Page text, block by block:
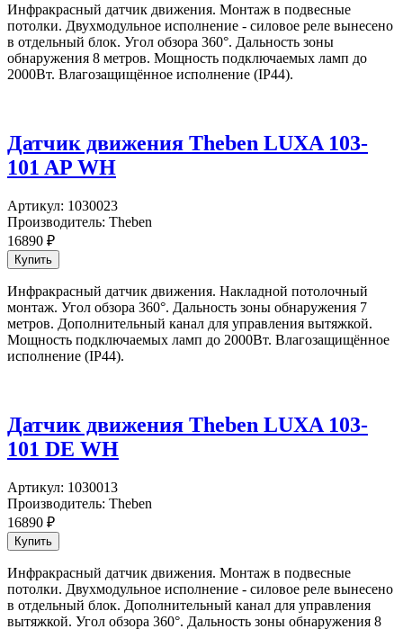
Инфракрасный датчик движения. Монтаж в подвесные
потолки. Двухмодульное исполнение - силовое реле вынесено
в отдельный блок. Угол обзора 360°. Дальность зоны
обнаружения 8 метров. Мощность подключаемых ламп до
2000Вт. Влагозащищённое исполнение (IP44).
Датчик движения Theben LUXA 103-
101 AP WH
Артикул: 1030023
Производитель: Theben
16890 ₽
Инфракрасный датчик движения. Накладной потолочный
монтаж. Угол обзора 360°. Дальность зоны обнаружения 7
метров. Дополнительный канал для управления вытяжкой.
Мощность подключаемых ламп до 2000Вт. Влагозащищённое
исполнение (IP44).
Датчик движения Theben LUXA 103-
101 DE WH
Артикул: 1030013
Производитель: Theben
16890 ₽
Инфракрасный датчик движения. Монтаж в подвесные
потолки. Двухмодульное исполнение - силовое реле вынесено
в отдельный блок. Дополнительный канал для управления
вытяжкой. Угол обзора 360°. Дальность зоны обнаружения 8